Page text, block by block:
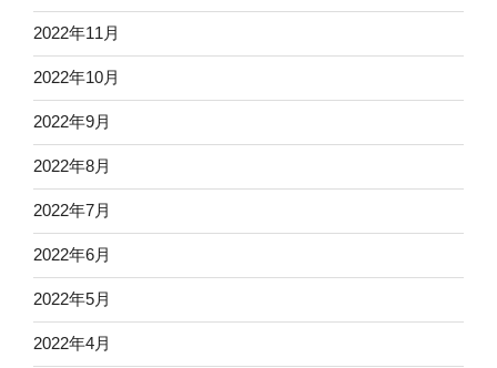
2022年11月
2022年10月
2022年9月
2022年8月
2022年7月
2022年6月
2022年5月
2022年4月